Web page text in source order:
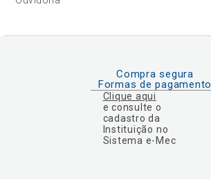
Compra segura
Formas de pagamento
Clique aqui
e consulte o
cadastro da
Instituição no
Sistema e-Mec